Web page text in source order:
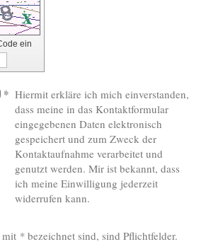
ein
* Hiermit erkläre ich mich einverstanden,
dass meine in das Kontaktformular
eingegebenen Daten elektronisch
gespeichert und zum Zweck der
Kontaktaufnahme verarbeitet und
genutzt werden. Mir ist bekannt, dass
ich meine Einwilligung jederzeit
widerrufen kann.
mit * bezeichnet sind, sind Pflichtfelder.